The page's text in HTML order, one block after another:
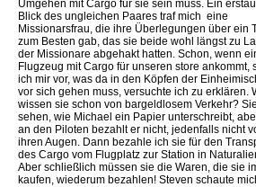
Umgehen mit Cargo für sie sein muss. Ein
Blick des ungleichen Paares traf mich  eine
Missionarsfrau, die ihre Überlegungen über ein
zum Besten gab, das sie beide wohl längst zu
der Missionare abgehakt hatten. Schon, wenn
Flugzeug mit Cargo für unseren store ankommt,
ich mir vor, was da in den Köpfen der
vor sich gehen muss, versuchte ich zu erklären.
wissen sie schon von bargeldlosem Verkehr? Sie
sehen, wie Michael ein Papier unterschreibt,
an den Piloten bezahlt er nicht, jedenfalls nicht
ihren Augen. Dann bezahle ich sie für den
des Cargo vom Flugplatz zur Station in
Aber schließlich müssen sie die Waren, die sie
kaufen, wiederum bezahlen! Steven schaute